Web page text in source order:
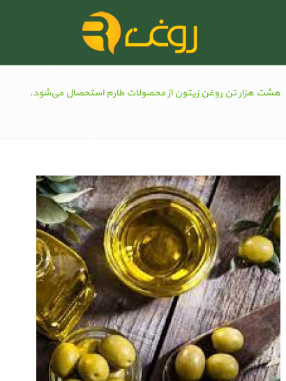
هشت هزار تن روغن زیتون از محصولات طارم استحصال می‌شود.